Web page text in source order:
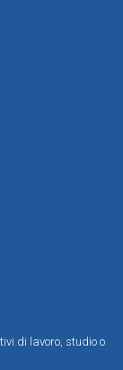
di lavoro, studio o